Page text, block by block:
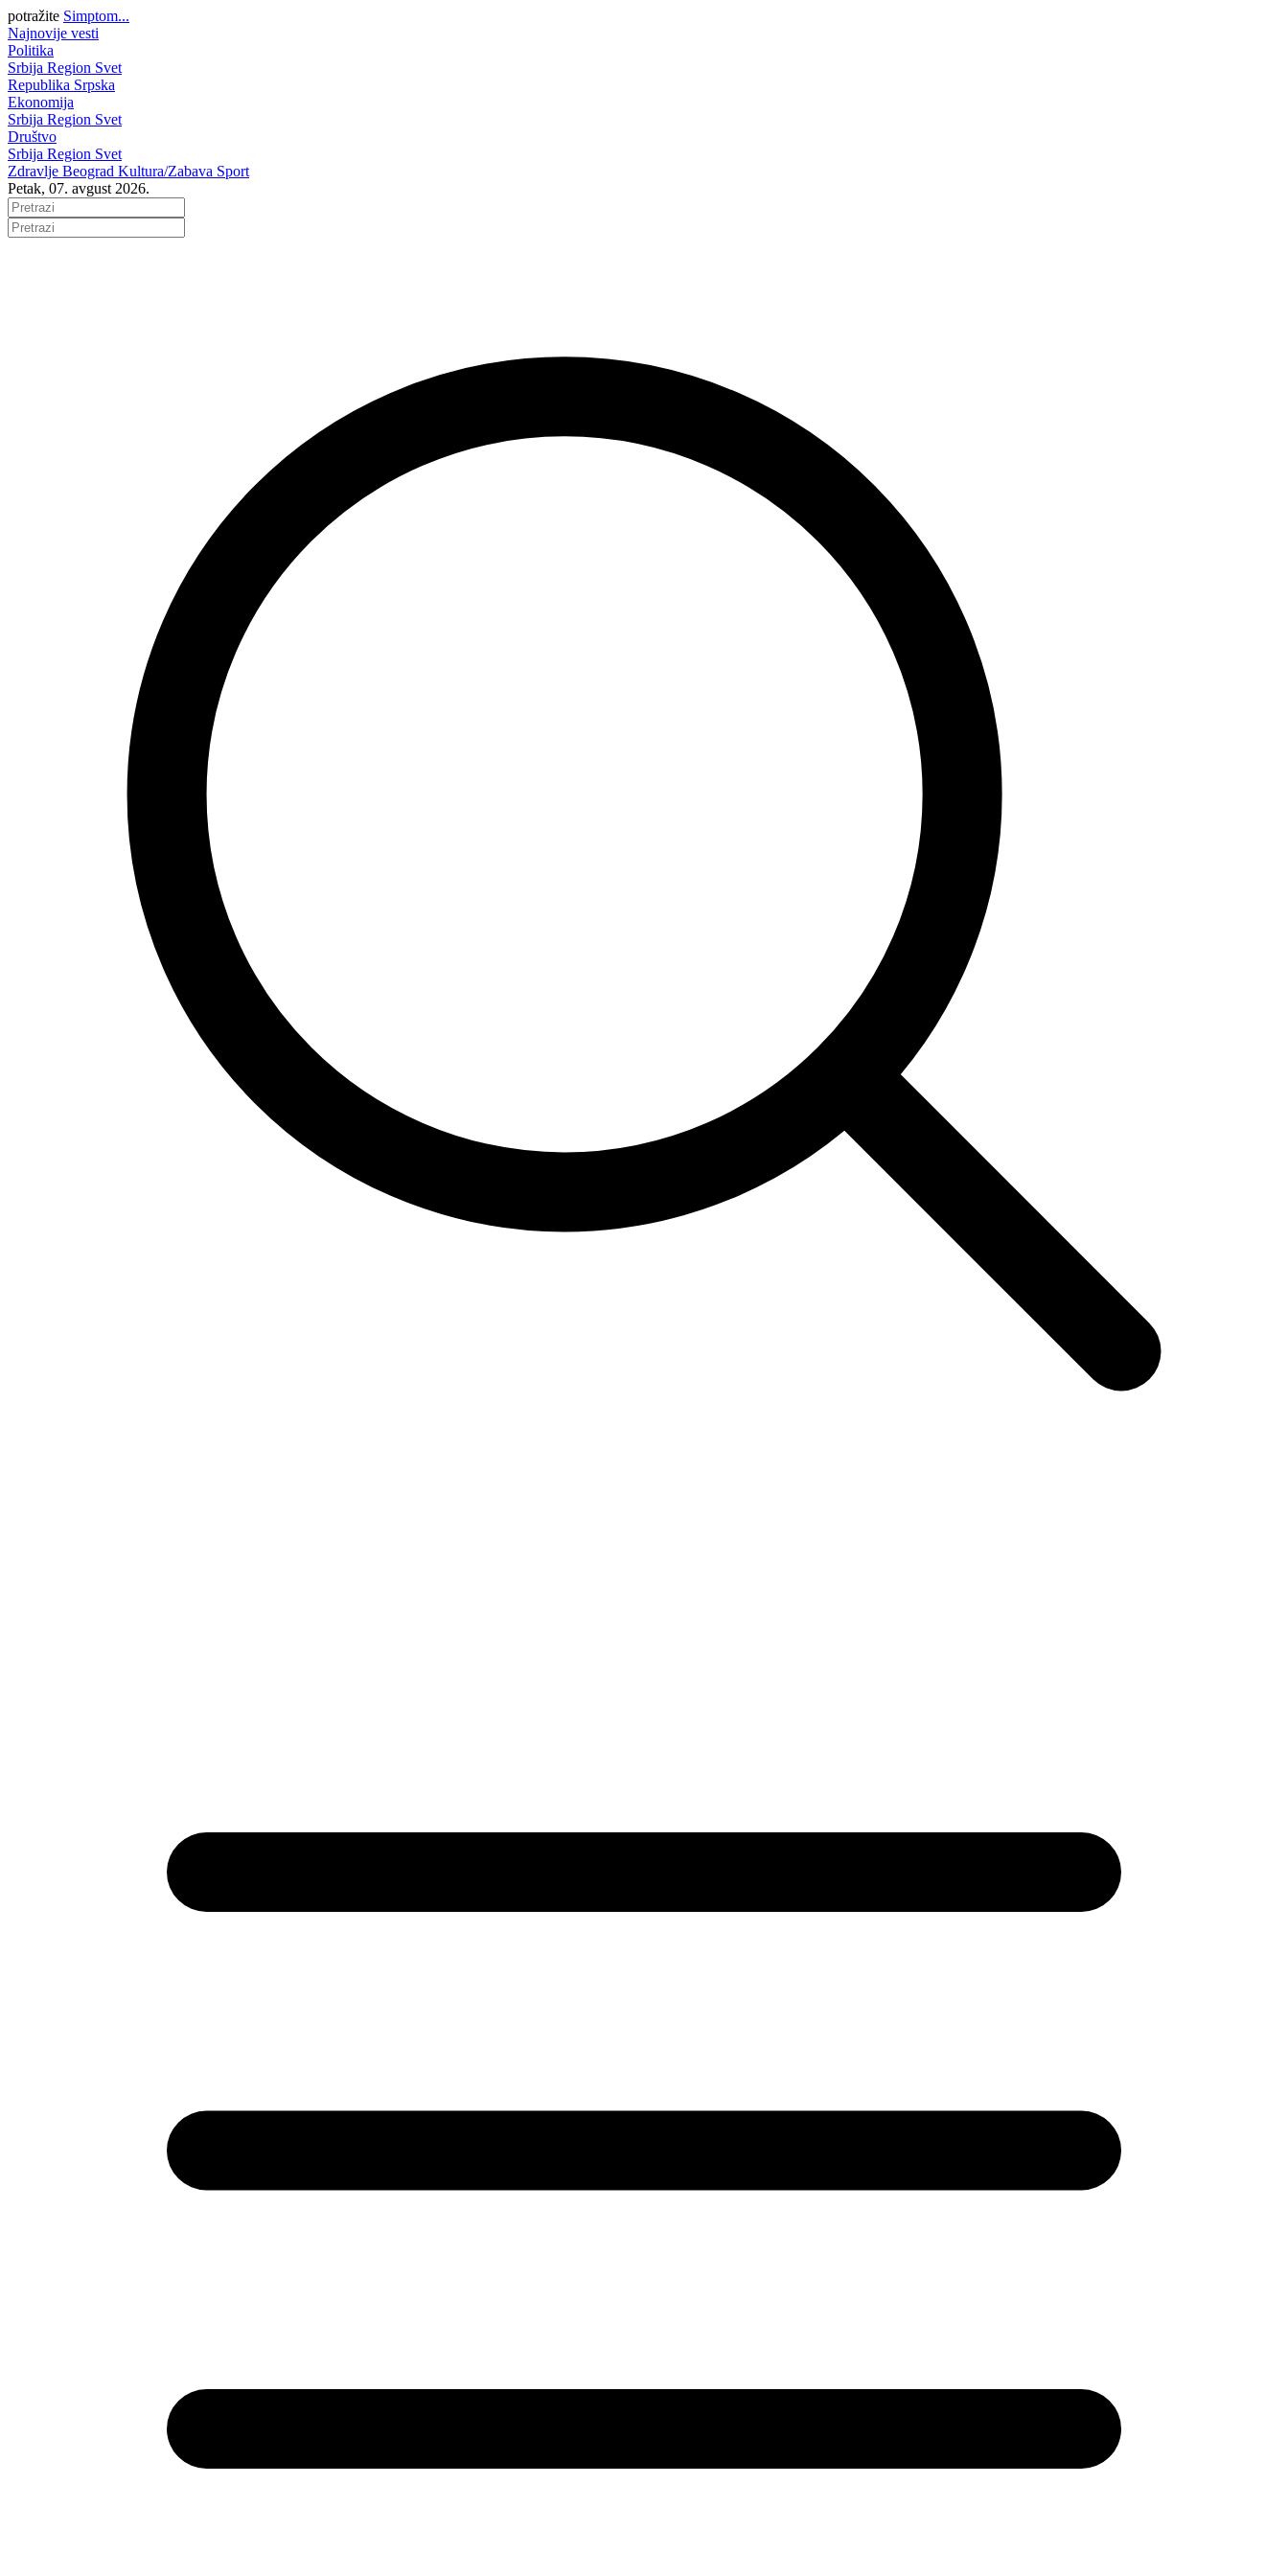
potražite Simptom...
Najnovije vesti
Politika
Srbija Region Svet
Republika Srpska
Ekonomija
Srbija Region Svet
Društvo
Srbija Region Svet
Zdravlje Beograd Kultura/Zabava Sport
Petak, 07. avgust 2026.